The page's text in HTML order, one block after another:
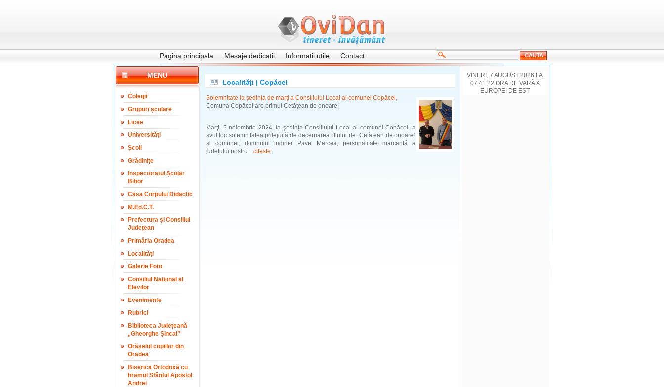
Pagina principala Mesaje dedicatii Informatii utile Contact
MENU
Colegii
Grupuri școlare
Licee
Universități
Școli
Grădinițe
Inspectoratul Școlar
Bihor
Casa Corpului Didactic
M.Ed.C.T.
Prefectura și Consiliul
Județean
Primăria Oradea
Localități
Galerie Foto
Consiliul Național al
Elevilor
Evenimente
Rubrici
Biblioteca Județeană
„Gheorghe Șincai”
Orășelul copiilor din
Oradea
Biserica Ortodoxă cu
hramul Sfântul Apostol
Andrei
Localități | Copăcel
Solemnitate la ședința de marţi a Consiliului Local al comunei Copăcel,
Comuna Copăcel are primul Cetățean de onoare!
Marţi, 5 noiembrie 2024, la şedinţa Consiliului Local al comunei Copăcel, a
avut loc solemnitatea prilejuită de decernarea titlului de „Cetățean de onoare"
al comunei, domnului inginer Pavel Mercea, personalitate marcantă a
județului nostru....citeste
VINERI, 7 AUGUST 2026 LA
07:41:22 ORA DE VARĂ A
EUROPEI DE EST